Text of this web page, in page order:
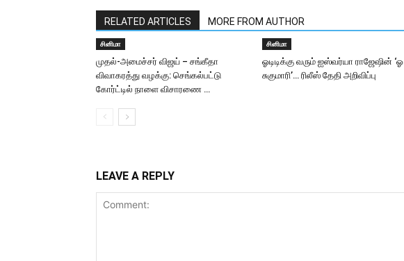
RELATED ARTICLES MORE FROM AUTHOR
சினிமா
முதல்-அமைச்சர் விஜய் – சங்கீதா
விவாகரத்து வழக்கு: செங்கல்பட்டு
கோர்ட்டில் நாளை விசாரணை …
சினிமா
ஓடிடிக்கு வரும் ஐஸ்வர்யா ராஜேஷின் ‘ஓ
சுகுமாரி’… ரிலீஸ் தேதி அறிவிப்பு
LEAVE A REPLY